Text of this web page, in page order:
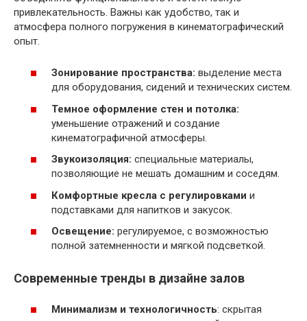
привлекательность. Важны как удобство, так и
атмосфера полного погружения в кинематографический
опыт.
Зонирование пространства: выделение места
для оборудования, сидений и технических систем.
Темное оформление стен и потолка:
уменьшение отражений и создание
кинематографичной атмосферы.
Звукоизоляция: специальные материалы,
позволяющие не мешать домашним и соседям.
Комфортные кресла с регулировками и
подставками для напитков и закусок.
Освещение: регулируемое, с возможностью
полной затемненности и мягкой подсветкой.
Современные тренды в дизайне залов
Минимализм и технологичность: скрытая